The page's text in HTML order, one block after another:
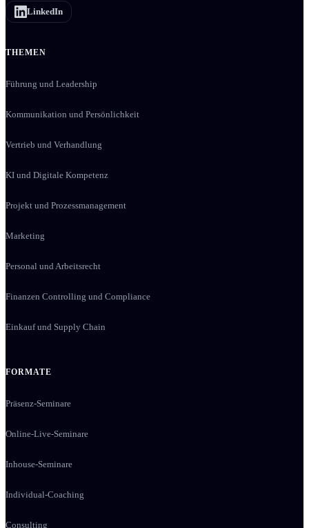
LinkedIn
THEMEN
Führung und Leadership
Kommunikation und Persönlichkeit
Vertrieb und Verhandlung
KI und Digitale Kompetenz
Projekt und Prozessmanagement
Marketing
Personal und Arbeitsrecht
Finanzen Controlling und Compliance
Einkauf und Supply Chain
FORMATE
Präsenz-Seminare
Online-Live-Seminare
Inhouse-Seminare
Individual-Coaching
Consulting